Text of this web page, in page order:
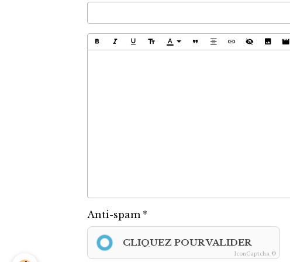
Anti-spam
CLIQUEZ POUR VALIDER
IconCaptcha ©